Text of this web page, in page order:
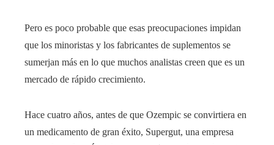
Pero es poco probable que esas preocupaciones impidan
que los minoristas y los fabricantes de suplementos se
sumerjan más en lo que muchos analistas creen que es un
mercado de rápido crecimiento.
Hace cuatro años, antes de que Ozempic se convirtiera en
un medicamento de gran éxito, Supergut, una empresa